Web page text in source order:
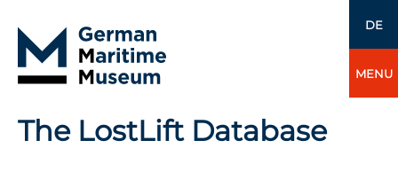
DE
MENU
The LostLift Database